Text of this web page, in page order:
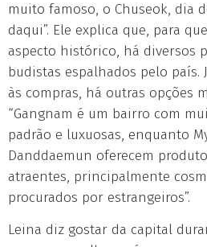
muito famoso, o Chuseok, dia
daqui”. Ele explica que, para
aspecto histórico, há diversos
budistas espalhados pelo país.
às compras, há outras opções
“Gangnam é um bairro com
padrão e luxuosas, enquanto
Danddaemun oferecem
atraentes, principalmente
procurados por estrangeiros”.
Leina diz gostar da capital